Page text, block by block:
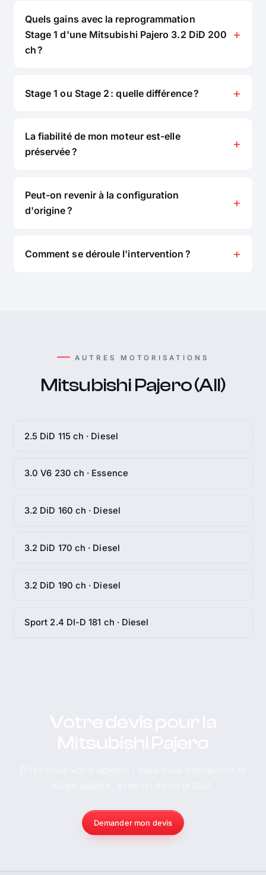
Quels gains avec la reprogrammation
Stage 1 d'une Mitsubishi Pajero 3.2 DiD 200
ch ?
Stage 1 ou Stage 2 : quelle différence ?
La fiabilité de mon moteur est-elle
préservée ?
Peut-on revenir à la configuration
d'origine ?
Comment se déroule l'intervention ?
AUTRES MOTORISATIONS
Mitsubishi Pajero (All)
2.5 DiD 115 ch · Diesel
3.0 V6 230 ch · Essence
3.2 DiD 160 ch · Diesel
3.2 DiD 170 ch · Diesel
3.2 DiD 190 ch · Diesel
Sport 2.4 DI-D 181 ch · Diesel
Demander mon devis